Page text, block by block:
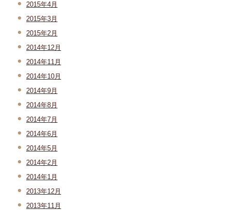
2015年4月
2015年3月
2015年2月
2014年12月
2014年11月
2014年10月
2014年9月
2014年8月
2014年7月
2014年6月
2014年5月
2014年2月
2014年1月
2013年12月
2013年11月